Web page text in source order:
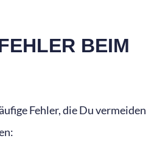
BEIM
Fehler, die Du vermeiden